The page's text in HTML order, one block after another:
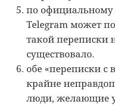
по официальному
Telegram может
такой переписки
существовало.
обе «переписки с
крайне
люди, желающие